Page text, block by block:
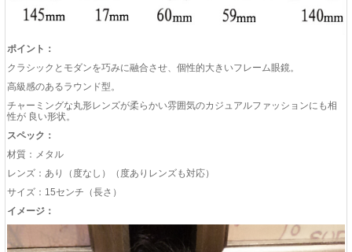
ポイント：
クラシックとモダンを巧みに融合させ、個性的大きいフレーム眼鏡。
高級感のあるラウンド型。
チャーミングな丸形レンズが柔らかい雰囲気のカジュアルファッションにも相
性が 良い形状。
スペック：
材質：メタル
レンズ：あり（度なし）（度ありレンズも対応）
サイズ：15センチ（長さ）
イメージ：